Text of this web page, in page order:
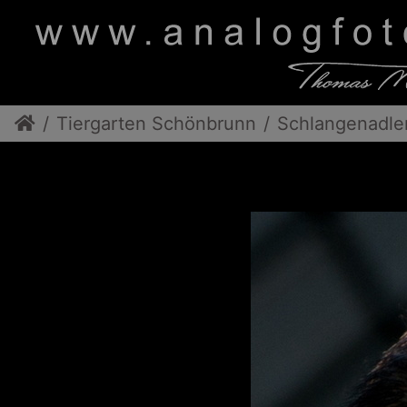
Tiergarten Schönbrunn